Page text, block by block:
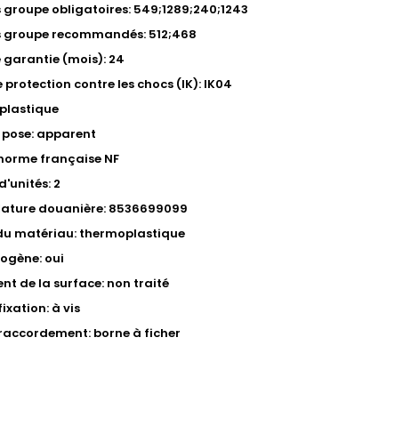
obligatoires: 549;1289;240;1243
recommandés: 512;468
garantie (mois): 24
protection contre les chocs (IK): IK04
apparent
française NF
2
douanière: 8536699099
matériau: thermoplastique
oui
de la surface: non traité
à vis
borne à ficher